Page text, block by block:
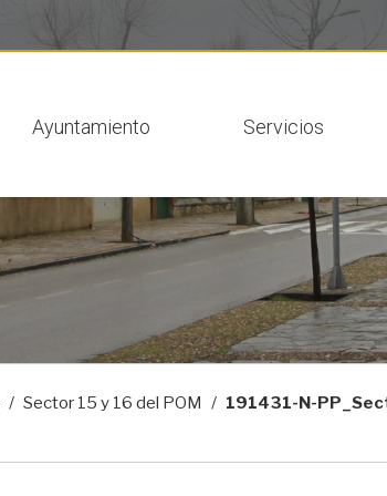
Ayuntamiento Servicios
Sector 15 y 16 del POM
191431-N-